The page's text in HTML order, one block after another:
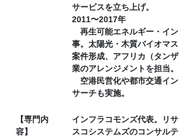
サービスを立ち上げ。
2011〜2017年
再生可能エネルギー・イ
事。太陽光・木質バイオマ
案件形成、アフリカ（タン
業のアレンジメントを担当。
空港民営化や都市交通イン
サーチも実施。
【専門内
容】
インフラコモンズ代表。リ
スコシステムズのコンサル